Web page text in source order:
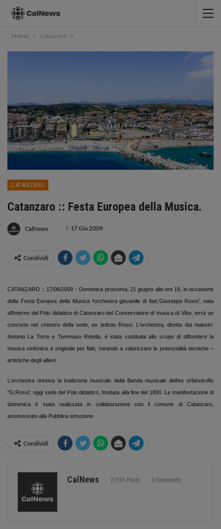
Home Catanzaro
CATANZARO
Catanzaro :: Festa Europea della Musica.
CalNews il 17 Giu 2009
Condividi
CATANZARO :: 17/06/2009 :: Domenica prossima, 21 giugno alle ore 19, in occasione
della Festa Europea della Musica l'orchestra giovanile di fiati,'Giuseppe Rossi', nata
all'interno del Polo didattico di Catanzaro del Conservatorio di musica di Vibo, terrà un
concerto nel chiostro della sede, ex istituto Rossi. L'orchestra, diretta dai maestri:
Antonio La Torre e Tommaso Rotella, è stata costituita allo scopo di diffondere la
musica sinfonica e originale per fiati, mirando a valorizzare le potenzialità tecniche –
artistiche degli allievi.
L'orchestra rinnova la tradizione musicale della Banda musicale dell'ex orfanotrofio
''G;Rossi', oggi sede del Polo didattico, fondata alla fine del 1800. La manifestazione di
domenica è stata realizzata in collaborazione con il comune di Catanzaro,
assessorato alla Pubblica istruzione.
Condividi
CalNews 27591 Posts 0 Comments